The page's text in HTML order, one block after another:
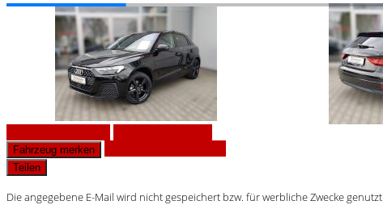
Fahrzeug merken
Teilen
Die angegebene E-Mail wird nicht gespeichert bzw. für werbliche Zwecke genutzt